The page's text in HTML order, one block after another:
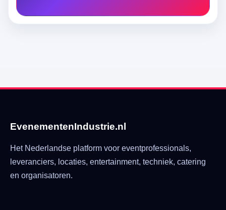
EvenementenIndustrie.nl
Het Nederlandse platform voor eventprofessionals,
leveranciers, locaties, entertainment, techniek, catering
en organisatoren.